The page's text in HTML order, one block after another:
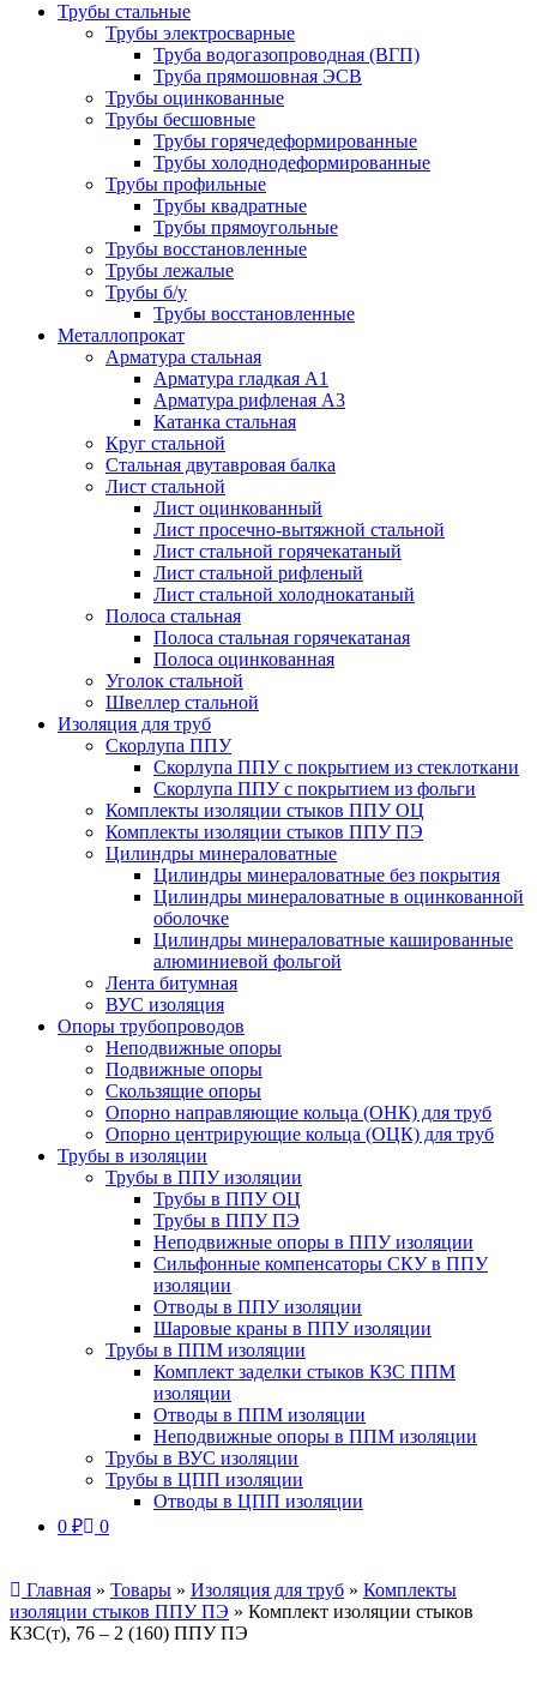
Трубы стальные
Трубы электросварные
Труба водогазопроводная (ВГП)
Труба прямошовная ЭСВ
Трубы оцинкованные
Трубы бесшовные
Трубы горячедеформированные
Трубы холоднодеформированные
Трубы профильные
Трубы квадратные
Трубы прямоугольные
Трубы восстановленные
Трубы лежалые
Трубы б/у
Трубы восстановленные
Металлопрокат
Арматура стальная
Арматура гладкая А1
Арматура рифленая А3
Катанка стальная
Круг стальной
Стальная двутавровая балка
Лист стальной
Лист оцинкованный
Лист просечно-вытяжной стальной
Лист стальной горячекатаный
Лист стальной рифленый
Лист стальной холоднокатаный
Полоса стальная
Полоса стальная горячекатаная
Полоса оцинкованная
Уголок стальной
Швеллер стальной
Изоляция для труб
Скорлупа ППУ
Скорлупа ППУ с покрытием из стеклоткани
Скорлупа ППУ с покрытием из фольги
Комплекты изоляции стыков ППУ ОЦ
Комплекты изоляции стыков ППУ ПЭ
Цилиндры минераловатные
Цилиндры минераловатные без покрытия
Цилиндры минераловатные в оцинкованной
оболочке
Цилиндры минераловатные кашированные
алюминиевой фольгой
Лента битумная
ВУС изоляция
Опоры трубопроводов
Неподвижные опоры
Подвижные опоры
Скользящие опоры
Опорно направляющие кольца (ОНК) для труб
Опорно центрирующие кольца (ОЦК) для труб
Трубы в изоляции
Трубы в ППУ изоляции
Трубы в ППУ ОЦ
Трубы в ППУ ПЭ
Неподвижные опоры в ППУ изоляции
Сильфонные компенсаторы СКУ в ППУ
изоляции
Отводы в ППУ изоляции
Шаровые краны в ППУ изоляции
Трубы в ППМ изоляции
Комплект заделки стыков КЗС ППМ
изоляции
Отводы в ППМ изоляции
Неподвижные опоры в ППМ изоляции
Трубы в ВУС изоляции
Трубы в ЦПП изоляции
Отводы в ЦПП изоляции
0 ₽ 0
Главная » Товары » Изоляция для труб » Комплекты
изоляции стыков ППУ ПЭ » Комплект изоляции стыков
КЗС(т), 76 – 2 (160) ППУ ПЭ